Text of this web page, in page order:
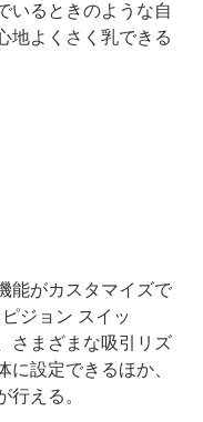
いるときのような自
地よくさく乳できる
能がカスタマイズで
ジョン スイッ
さまざまな吸引リズ
に設定できるほか、
行える。